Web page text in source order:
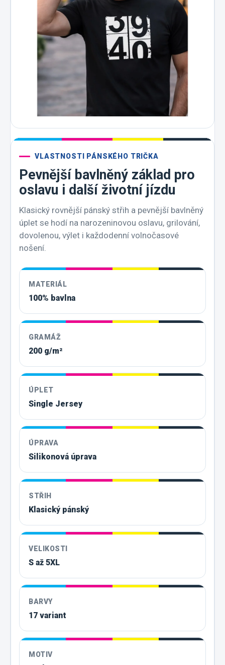
VLASTNOSTI PÁNSKÉHO TRIČKA
Pevnější bavlněný základ pro
oslavu i další životní jízdu
Klasický rovnější pánský střih a pevnější bavlněný
úplet se hodí na narozeninovou oslavu, grilování,
dovolenou, výlet i každodenní volnočasové
nošení.
MATERIÁL
100% bavlna
GRAMÁŽ
200 g/m²
ÚPLET
Single Jersey
ÚPRAVA
Silikonová úprava
STŘIH
Klasický pánský
VELIKOSTI
S až 5XL
BARVY
17 variant
MOTIV